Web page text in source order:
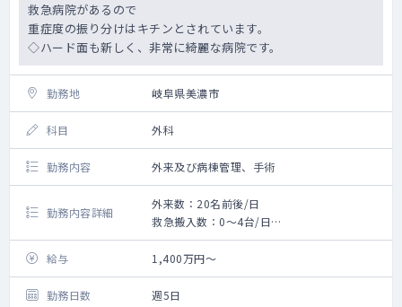
救急病院があるので
重症度の振り分けはキチンとされています。
◇ハード面も新しく、非常に綺麗な病院です。
勤務地 岐阜県美濃市
科目 外科
勤務内容 外来及び病棟管理、手術
勤務内容詳細
外来数：20名前後/日
救急搬入数：0～4台/日
手術数：150件/年
給与
1,400万円～
勤務日数 週5日